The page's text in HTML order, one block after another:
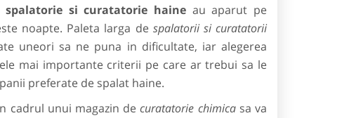
spalatorie si curatatorie haineau aparut pe
noapte. Paleta larga de spalatorii si curatatorii
uneori sa ne puna in dificultate, iar alegerea
mai importante criterii pe care ar trebui sa le
preferate de spalat haine.
cadrul unui magazin decuratatorie chimica sa va